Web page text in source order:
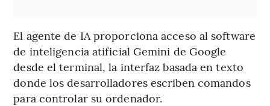
El agente de IA proporciona acceso al software
de inteligencia atificial Gemini de Google
desde el terminal, la interfaz basada en texto
donde los desarrolladores escriben comandos
para controlar su ordenador.